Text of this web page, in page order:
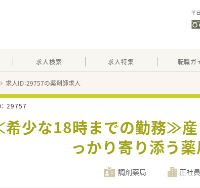
平
求人検索 求人特集 転職ガ
求人ID：29757の薬剤師求人
29757
希少な18時までの勤務≫産
っかり寄り添う
調剤薬局 正社員